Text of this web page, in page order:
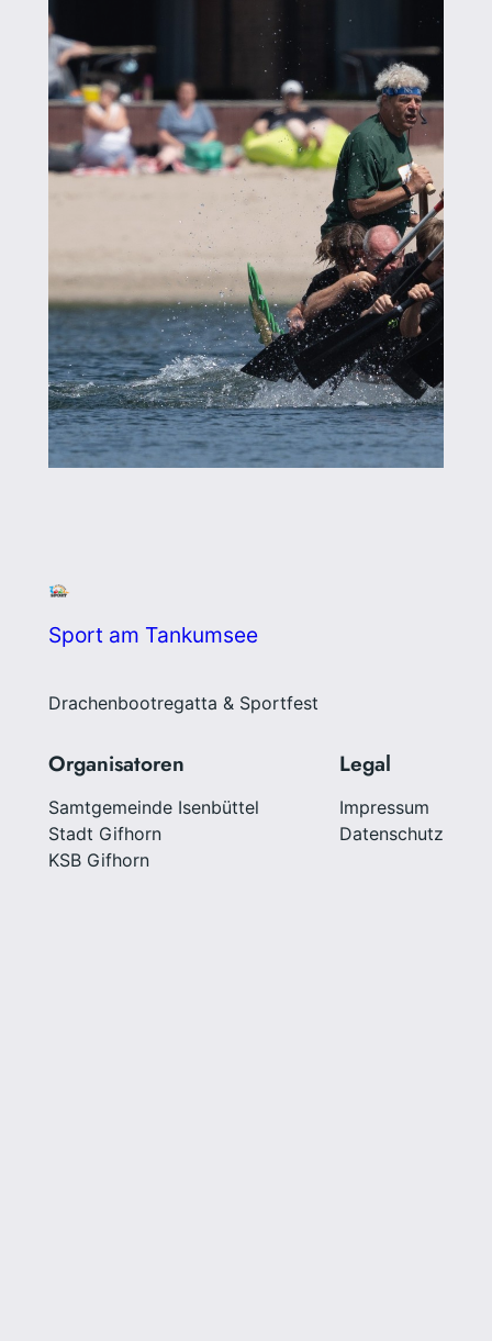
Sport am Tankumsee
Drachenbootregatta & Sportfest
Organisatoren
Samtgemeinde Isenbüttel
Stadt Gifhorn
KSB Gifhorn
Legal
Impressum
Datenschutz